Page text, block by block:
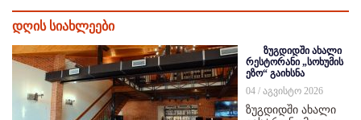
დღის სიახლეები
ზუგდიდში ახალი
რესტორანი „სოხუმის
ეზო“ გაიხსნა
04 / აგვისტო 2026
ზუგდიდში ახალი